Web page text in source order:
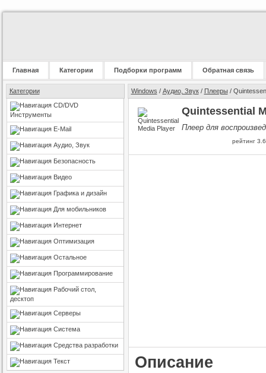
Главная Категории Подборки программ Обратная связь
Категории
CD/DVD
Инструменты
E-Mail
Аудио, Звук
Безопасность
Видео
Графика и дизайн
Для мобильников
Интернет
Оптимизация
Остальное
Программирование
Рабочий стол,
десктоп
Серверы
Система
Средства разработки
Текст
Windows / Аудио, Звук/ Плееры/
Quintessential
Плеер для
рейтинг 3.6
Описание